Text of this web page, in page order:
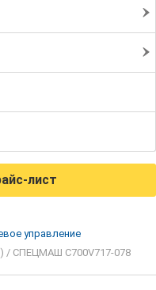
лист
управление
/ СПЕЦМАШ С700V717-078